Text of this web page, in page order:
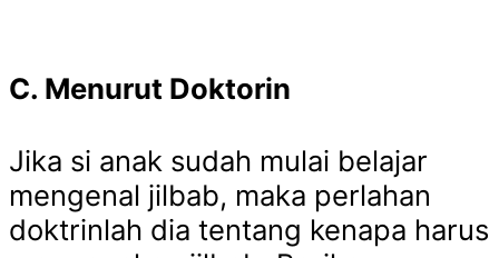
C. Menurut Doktorin
Jika si anak sudah mulai belajar
mengenal jilbab, maka perlahan
doktrinlah dia tentang kenapa harus